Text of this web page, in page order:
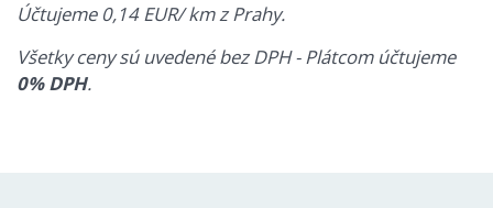
Účtujeme 0,14 EUR/ km z Prahy.
Všetky ceny sú uvedené bez DPH - Plátcom účtujeme
0% DPH.